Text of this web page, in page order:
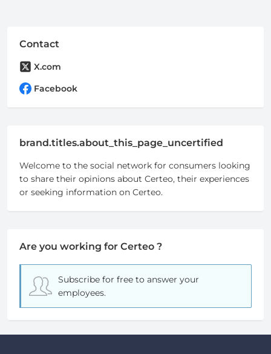
Contact
X.com
Facebook
brand.titles.about_this_page_uncertified
Welcome to the social network for consumers looking
to share their opinions about Certeo, their experiences
or seeking information on Certeo.
Are you working for Certeo ?
Subscribe for freeto answer your
employees.